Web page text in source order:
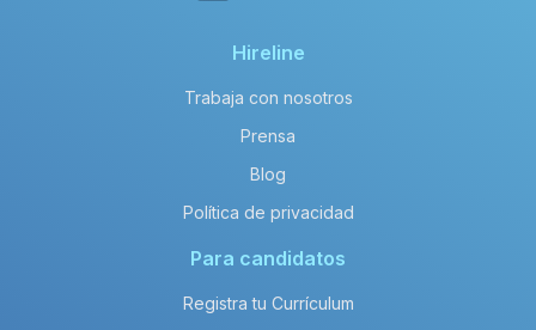
Hireline
Trabaja con nosotros
Prensa
Blog
Política de privacidad
Para candidatos
Registra tu Currículum